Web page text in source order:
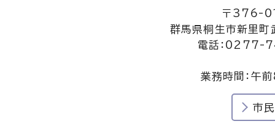
〒376-
群馬県桐生市新里
電話：0277-
業務時間：午
市